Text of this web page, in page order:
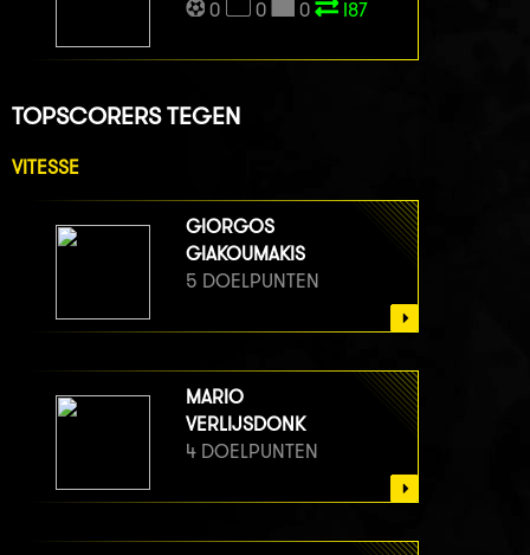
0
0 0 I87
TOPSCORERS TEGEN
VITESSE
GIORGOS
GIAKOUMAKIS
5 DOELPUNTEN
MARIO
VERLIJSDONK
4 DOELPUNTEN